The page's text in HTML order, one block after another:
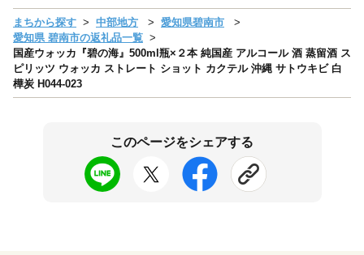
まちから探す 中部地方
愛知県碧南市
愛知県 碧南市の返礼品一覧
国産ウォッカ『碧の海』500ml瓶×２本 純国産 アルコール 酒 蒸留酒 ス
ピリッツ ウォッカ ストレート ショット カクテル 沖縄 サトウキビ 白
樺炭 H044-023
このページをシェアする